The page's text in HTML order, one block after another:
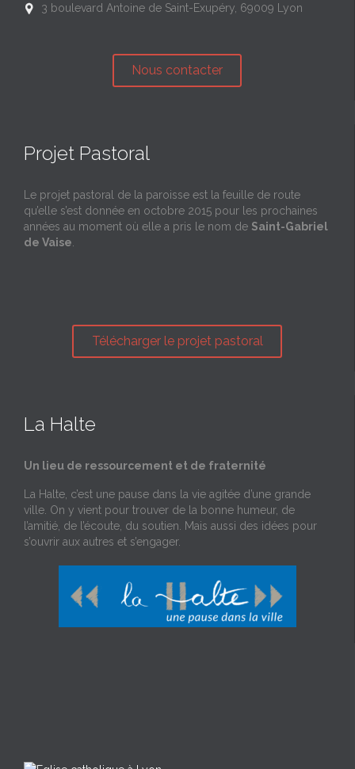
 3 boulevard Antoine de Saint-Exupéry, 69009 Lyon
Nous contacter
Projet Pastoral
Le projet pastoral de la paroisse est la feuille de route
qu’elle s’est donnée en octobre 2015 pour les prochaines
années au moment où elle a pris le nom de Saint-Gabriel
de Vaise
Télécharger le projet pastoral
La Halte
Un lieu de ressourcement et de fraternité
La Halte, c’est une pause dans la vie agitée d’une grande
ville. On y vient pour trouver de la bonne humeur, de
l’amitié, de l’écoute, du soutien. Mais aussi des idées pour
s’ouvrir aux autres et s’engager.